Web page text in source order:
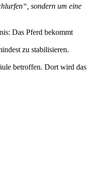
sondern um eine
Das Pferd bekommt
zu stabilisieren.
betroffen. Dort wird das